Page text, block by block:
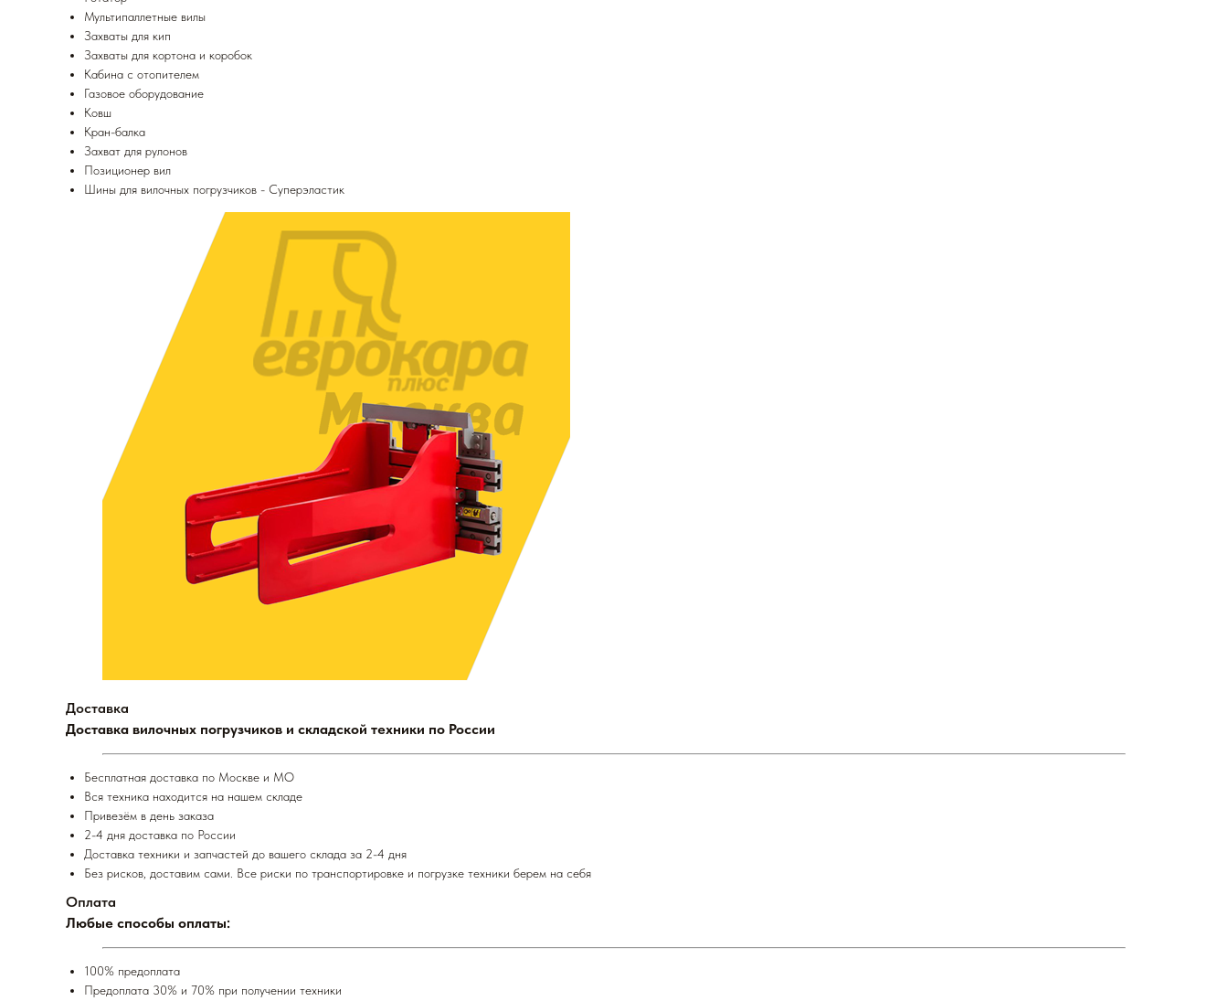
Мультипаллетные вилы
Захваты для кип
Захваты для кортона и коробок
Кабина с отопителем
Газовое оборудование
Ковш
Кран-балка
Захват для рулонов
Позиционер вил
Шины для вилочных погрузчиков - Суперэластик
Доставка
Доставка вилочных погрузчиков и складской техники по России
Бесплатная доставка по Москве и МО
Вся техника находится на нашем складе
Привезём в день заказа
2-4 дня доставка по России
Доставка техники и запчастей до вашего склада за 2-4 дня
Без рисков, доставим сами. Все риски по транспортировке и погрузке техники берем на себя
Оплата
Любые способы оплаты:
100% предоплата
Предоплата 30% и 70% при получении техники